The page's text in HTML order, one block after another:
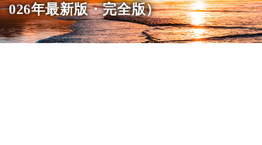
026年最新版・完全版）